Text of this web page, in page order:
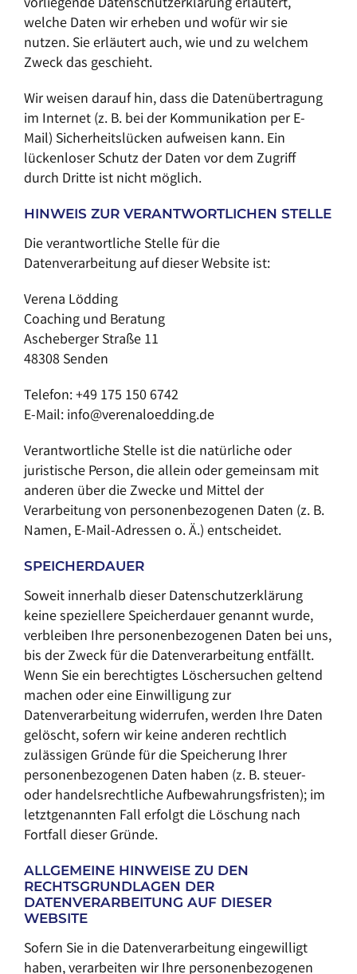
vorliegende Datenschutzerklärung erläutert,
welche Daten wir erheben und wofür wir sie
nutzen. Sie erläutert auch, wie und zu welchem
Zweck das geschieht.
Wir weisen darauf hin, dass die Datenübertragung
im Internet (z. B. bei der Kommunikation per E-
Mail) Sicherheitslücken aufweisen kann. Ein
lückenloser Schutz der Daten vor dem Zugriff
durch Dritte ist nicht möglich.
HINWEIS ZUR VERANTWORTLICHEN STELLE
Die verantwortliche Stelle für die
Datenverarbeitung auf dieser Website ist:
Verena Lödding
Coaching und Beratung
Ascheberger Straße 11
48308 Senden
Telefon: +49 175 150 6742
E-Mail: info@verenaloedding.de
Verantwortliche Stelle ist die natürliche oder
juristische Person, die allein oder gemeinsam mit
anderen über die Zwecke und Mittel der
Verarbeitung von personenbezogenen Daten (z. B.
Namen, E-Mail-Adressen o. Ä.) entscheidet.
SPEICHERDAUER
Soweit innerhalb dieser Datenschutzerklärung
keine speziellere Speicherdauer genannt wurde,
verbleiben Ihre personenbezogenen Daten bei uns,
bis der Zweck für die Datenverarbeitung entfällt.
Wenn Sie ein berechtigtes Löschersuchen geltend
machen oder eine Einwilligung zur
Datenverarbeitung widerrufen, werden Ihre Daten
gelöscht, sofern wir keine anderen rechtlich
zulässigen Gründe für die Speicherung Ihrer
personenbezogenen Daten haben (z. B. steuer-
oder handelsrechtliche Aufbewahrungsfristen); im
letztgenannten Fall erfolgt die Löschung nach
Fortfall dieser Gründe.
ALLGEMEINE HINWEISE ZU DEN
RECHTSGRUNDLAGEN DER
DATENVERARBEITUNG AUF DIESER
WEBSITE
Sofern Sie in die Datenverarbeitung eingewilligt
haben, verarbeiten wir Ihre personenbezogenen